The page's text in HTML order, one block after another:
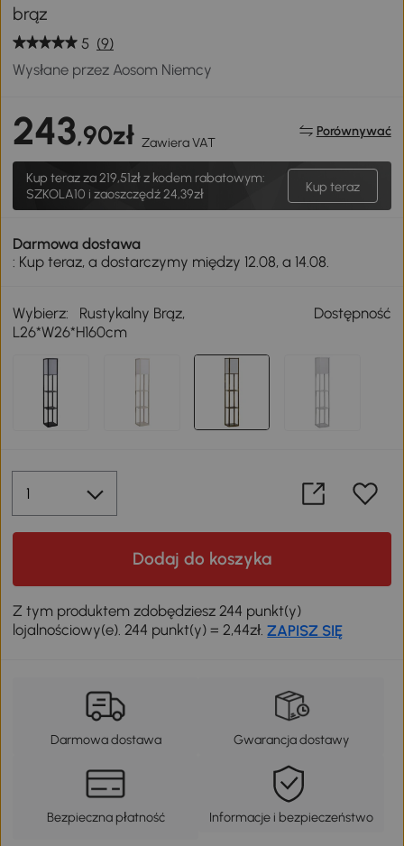
brąz
5 (9)
Wysłane przez Aosom Niemcy
243,90zł Zawiera VAT
Porównywać
Kup teraz za219,51złz kodem rabatowym:
SZKOLA10 i zaoszczędź 24,39zł
Kup teraz
Darmowa dostawa
: Kup teraz, a dostarczymy między 12.08, a 14.08.
Wybierz:
Rustykalny Brąz,
L26*W26*H160cm
Dostępność
Dodaj do koszyka
Odkryj swój rabat
lojalnościowy(e). 244 punkt(y) = 2,44zł.
ZAPISZ SIĘ
Gwarancja dostawy